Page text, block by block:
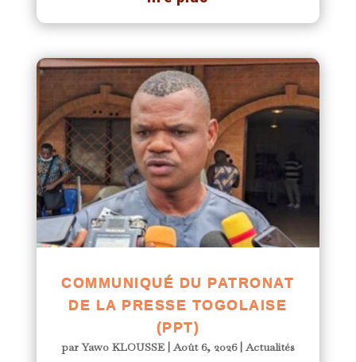
COMMUNIQUÉ DU PATRONAT
DE LA PRESSE TOGOLAISE
(PPT)
parYawo KLOUSSE| Août 6, 2026| Actualités